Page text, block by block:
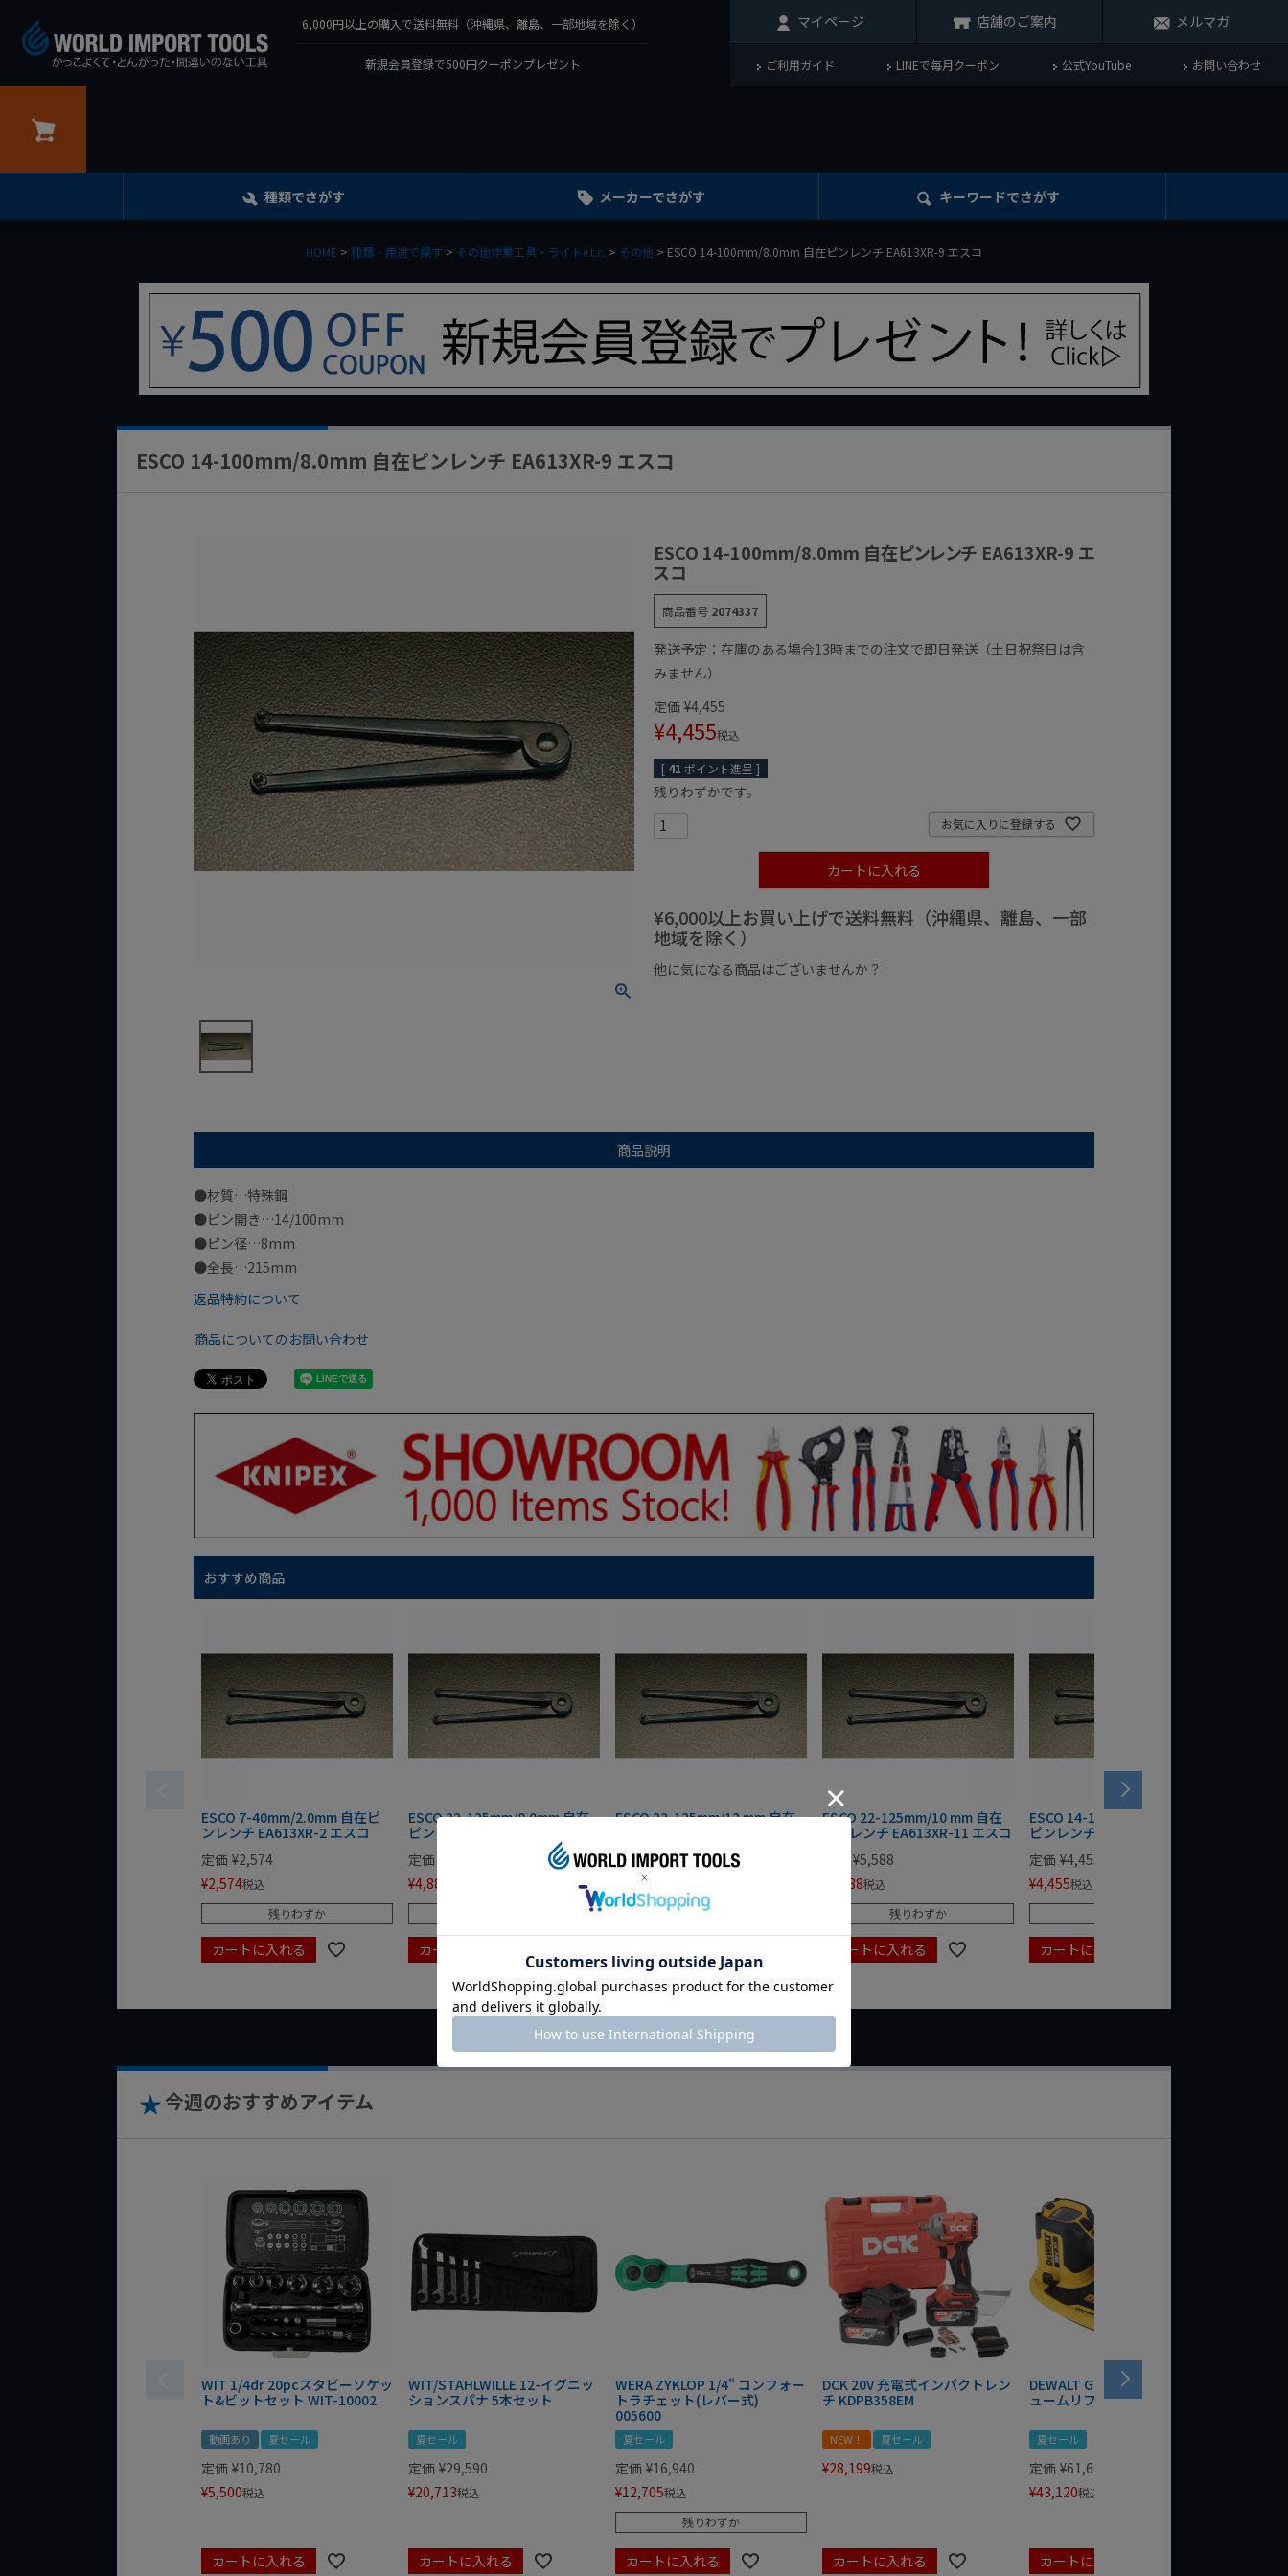
6,000円以上の購入で送料無料（沖縄県、離島、一部地域を除く）
新規会員登録で500円クーポンプレゼント
マイページ 店舗のご案内 メルマガ
ご利用ガイド LINEで毎月クーポン 公式YouTube お問い合わせ
種類でさがす メーカーでさがす キーワードでさがす
HOME 種類・用途で探す その他作業工具・ライトe.t.c. その他 ESCO 14-100mm/8.0mm 自在ピンレンチ EA613XR-9 エスコ
ESCO 14-100mm/8.0mm 自在ピンレンチ EA613XR-9 エスコ
ESCO 14-100mm/8.0mm 自在ピンレンチ EA613XR-9 エ
スコ
商品番号 2074337
発送予定：在庫のある場合13時までの注文で即日発送（土日祝祭日は含
みません）
定価 ¥4,455
¥4,455税込
[ 41 ポイント進呈 ]
残りわずかです。
お気に入りに登録する
カートに入れる
¥6,000以上お買い上げで送料無料（沖縄県、離島、一部
地域を除く）
他に気になる商品はございませんか？
商品説明
●材質…特殊鋼
●ピン開き…14/100mm
●ピン径…8mm
●全長…215mm
返品特約について
商品についてのお問い合わせ
おすすめ商品
ESCO 7-40mm/2.0mm 自在ピ
ンレンチ EA613XR-2 エスコ
定価 ¥2,574
¥2,574税込
残りわずか
カートに入れる
ESCO 22-125mm/8.0mm 自在
ピンレンチ EA613XR-10 エスコ
定価
¥4,884
カートに入れる
ESCO 22-125mm/12 mm 自在
定価 ¥5,775
5,775
残りわずか
ESCO 22-125mm/10 mm 自在
ピンレンチ EA613XR-11 エスコ
¥5,588
5,588税込
残りわずか
カートに入れる
ESCO 14-100mm/8.0mm 自在
ピンレンチ EA613XR-9 エスコ
定価 ¥4,455
¥4,455税込
カートに入れる
今週のおすすめアイテム
WIT 1/4dr 20pcスタビーソケッ
ト&ビットセット WIT-10002
動画あり 夏セール
定価 ¥10,780
¥5,500税込
カートに入れる
WIT/STAHLWILLE 12-イグニッ
ションスパナ 5本セット
夏セール
定価 ¥29,590
¥20,713税込
カートに入れる
WERA ZYKLOP 1/4" コンフォー
トラチェット(レバー式)
005600
夏セール
定価 ¥16,940
¥12,705税込
残りわずか
カートに入れる
DCK 20V 充電式インパクトレン
チ KDPB358EM
NEW！ 夏セール
¥28,199税込
カートに入れる
DEWALT GRABO 18V電動バキ
ュームリフター DCE590N-XJ
夏セール
定価 ¥61,600
¥43,120税込
カートに入れる